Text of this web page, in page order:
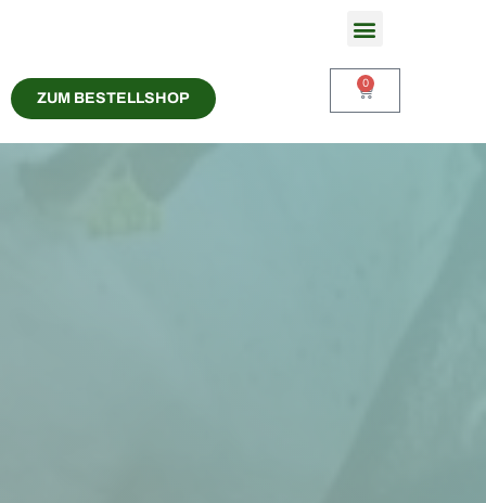
ZUM BESTELLSHOP
0